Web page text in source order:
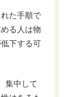
た手順で
る人は物
下する可
集中して